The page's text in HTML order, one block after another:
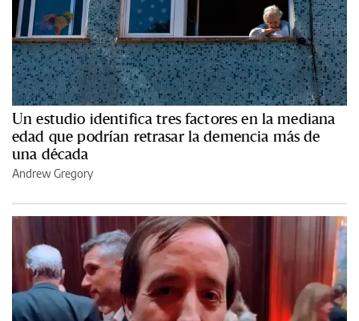
Un estudio identifica tres factores en la mediana
edad que podrían retrasar la demencia más de
una década
Andrew Gregory